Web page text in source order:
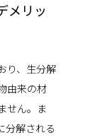
メリッ
り、生分解
由来の材
せん。ま
分解される